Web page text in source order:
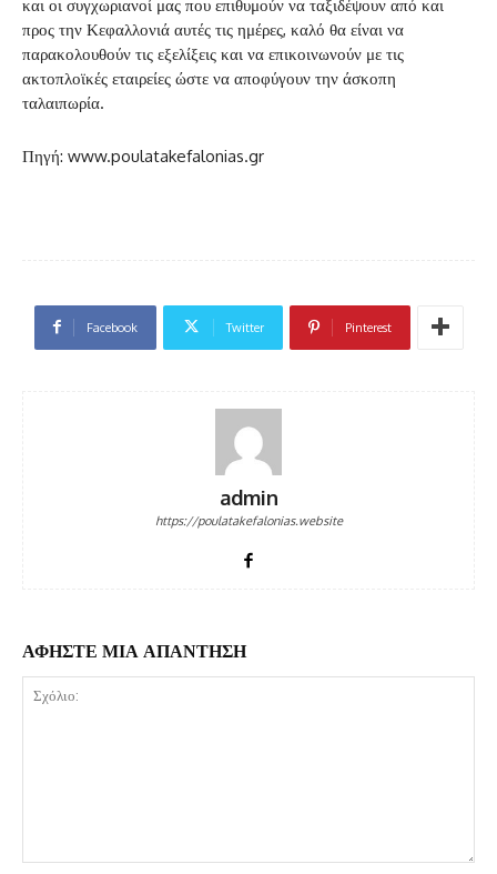
και οι συγχωριανοί μας που επιθυμούν να ταξιδέψουν από και
προς την Κεφαλλονιά αυτές τις ημέρες, καλό θα είναι να
παρακολουθούν τις εξελίξεις και να επικοινωνούν με τις
ακτοπλοϊκές εταιρείες ώστε να αποφύγουν την άσκοπη
ταλαιπωρία.
Πηγή: www.poulatakefalonias.gr
Facebook Twitter Pinterest
admin
https://poulatakefalonias.website
ΑΦΗΣΤΕ ΜΙΑ ΑΠΑΝΤΗΣΗ